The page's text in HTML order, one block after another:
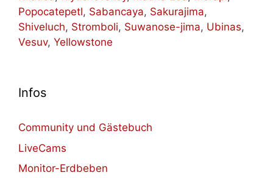
Popocatepetl, Sabancaya, Sakurajima,
Shiveluch, Stromboli, Suwanose-jima, Ubinas,
Vesuv, Yellowstone
Infos
Community und Gästebuch
LiveCams
Monitor-Erdbeben